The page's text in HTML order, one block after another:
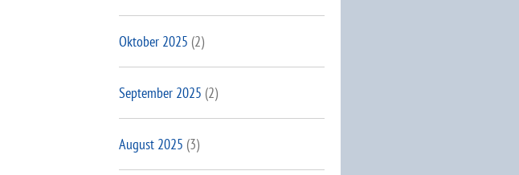
Oktober 2025 (2)
September 2025 (2)
August 2025 (3)